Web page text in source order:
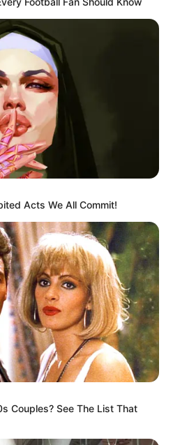
Acts We All Commit!
Couples? See The List That